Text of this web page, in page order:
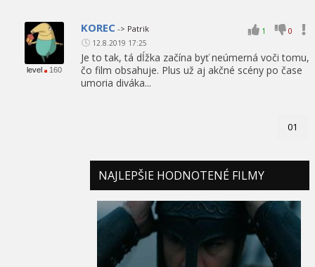
level 160
1 0
KOREC -> Patrik
12.8.2019 17:25
Je to tak, tá dĺžka začína byť neúmerná voči tomu,
čo film obsahuje. Plus už aj akčné scény po čase
umoria diváka...
01
NAJLEPŠIE HODNOTENÉ FILMY